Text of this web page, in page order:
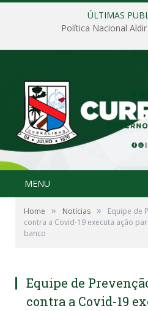
ÚLTIMAS
Política Nacional
MENU
Home » Notícias »
Equipe de
contra a Covid-19 executa ação
banco
Equipe de
contra a Covid-19